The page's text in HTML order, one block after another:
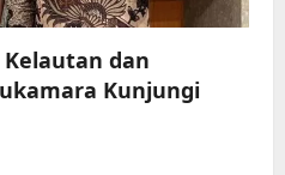
dan
Kunjungi